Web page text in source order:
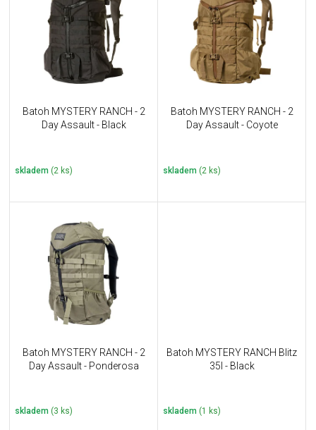
Batoh MYSTERY RANCH - 2
Day Assault - Black
skladem (2 ks)
Batoh MYSTERY RANCH - 2
Day Assault - Coyote
skladem (2 ks)
Batoh MYSTERY RANCH - 2
Day Assault - Ponderosa
skladem (3 ks)
Batoh MYSTERY RANCH Blitz
35l - Black
skladem (1 ks)